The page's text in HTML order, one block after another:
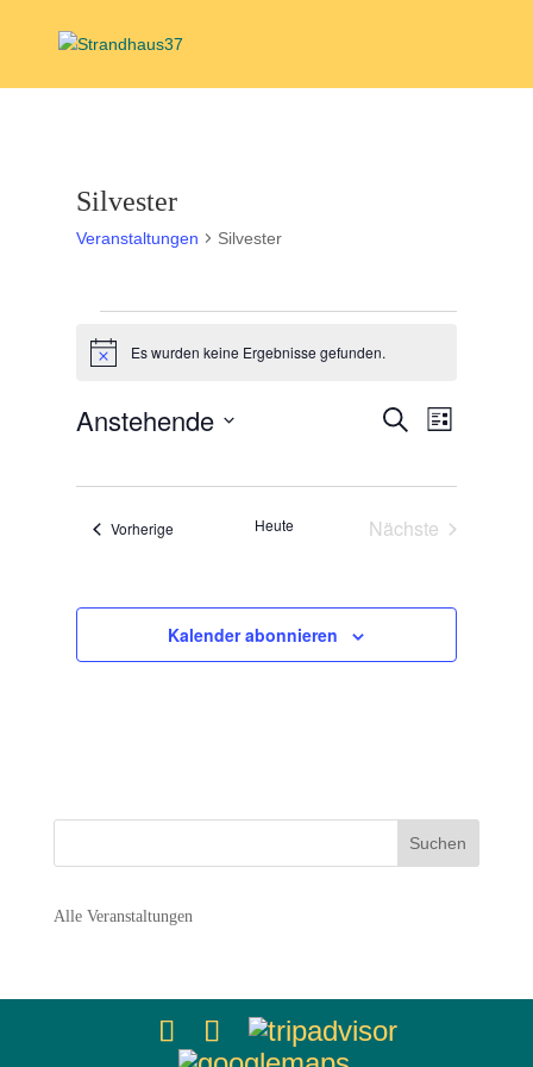
Silvester
Veranstaltungen Silvester
HinweisEs wurden keine Ergebnisse gefunden.
und
Navigation
Suche
Liste
Anstehende
Vorherige Veranstaltungen
Heute
Nächste
Kalender abonnieren
Alle Veranstaltungen